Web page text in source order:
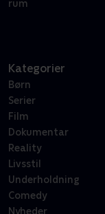
rum
Kategorier
Børn
Serier
Film
Dokumentar
Reality
Livsstil
Underholdning
Comedy
Nyheder